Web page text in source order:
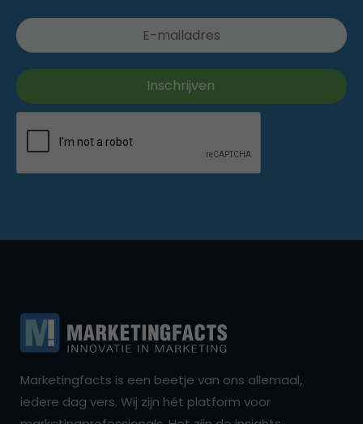
Marketingfacts is een beetje van ons allemaal,
iedere dag vers. Wij zijn hét platform voor